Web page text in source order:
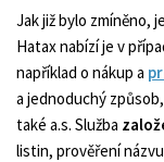
Jak již bylo zmíněno,
Hatax nabízí je v
například o nákup a
a jednoduchý
také a.s. Služba
listin, prověření